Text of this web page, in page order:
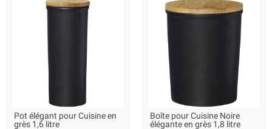
LIVRAISON 2 À 3 JOURS
Pot élégant pour Cuisine en
grès 1,6 litre
LIVRAISON 2 À 3 JOURS
Boîte pour Cuisine Noire
élégante en grès 1,8 litre